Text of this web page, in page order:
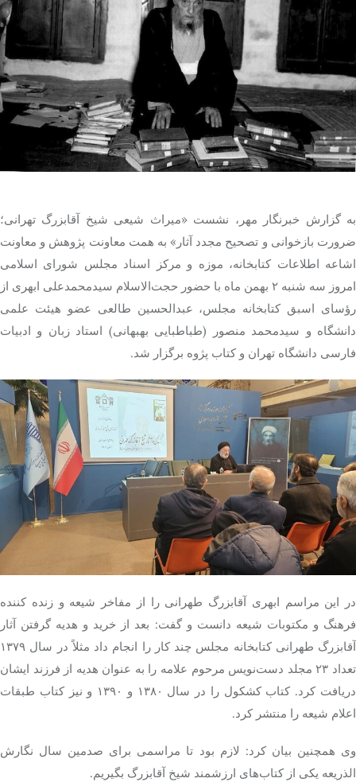
تک کده
پایگاه خبری آبان
خرید موتور ایمپلنت
به گزارش خبرنگار مهر، نشست «میراث شیعی شیخ آقابزرگ تهرانی؛
ضرورت بازخوانی و تصحیح مجدد آثار» به همت معاونت پژوهش و معاونت
اشاعه اطلاعات کتابخانه، موزه و مرکز اسناد مجلس شورای اسلامی
امروز سه شنبه ۲ بهمن ماه با حضور حجت‌الاسلام سیدمحمدعلی ابهری از
رؤسای اسبق کتابخانه مجلس، عبدالحسین طالعی عضو هیئت علمی
دانشگاه و سیدمحمد منصور (طباطبایی بهبهانی) استاد زبان و ادبیات
فارسی دانشگاه تهران و کتاب پژوه برگزار شد.
در این مراسم ابهری آقابزرگ طهرانی را از مفاخر شیعه و زنده کننده
فرهنگ و مکتوبات شیعه دانست و گفت: بعد از خرید و هدیه گرفتن آثار
آقابزرگ طهرانی
کتابخانه مجلس چند کار را انجام داد مثلاً در سال ۱۳۷۹
تعداد ۲۳ مجلد دست‌نویس مرحوم علامه را به عنوان هدیه از فرزند ایشان
دریافت کرد. کتاب کشکول را در سال ۱۳۸۰ و
و نیز کتاب طبقات
اعلام شیعه را منتشر کرد.
وی همچنین بیان کرد: لازم بود تا مراسمی برای صدمین سال نگارش
الذریعه یکی از کتاب‌های ارزشمند شیخ آقابزرگ بگیریم.